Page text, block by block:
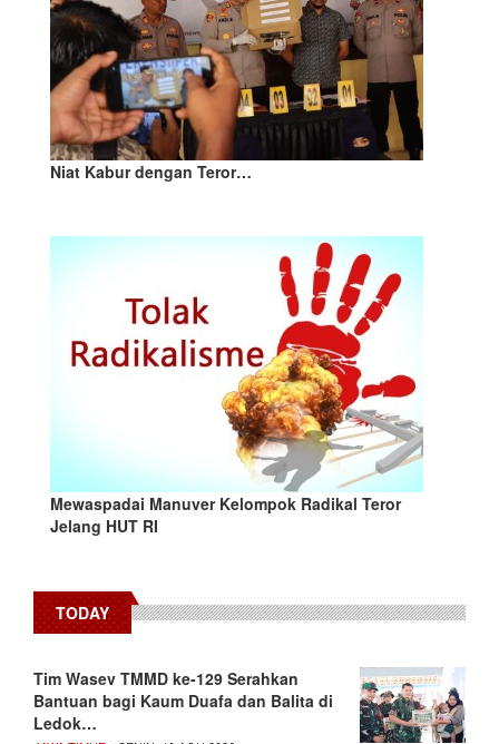
Niat Kabur dengan Teror…
Mewaspadai Manuver Kelompok Radikal Teror
Jelang HUT RI
TODAY
Tim Wasev TMMD ke-129 Serahkan
Bantuan bagi Kaum Duafa dan Balita di
Ledok…